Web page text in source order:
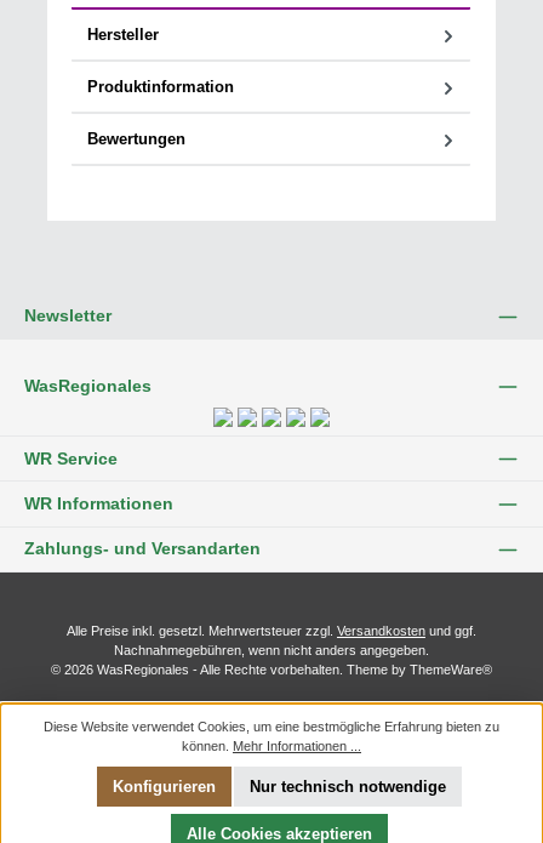
Hersteller
Produktinformation
Bewertungen
Newsletter
WasRegionales
WR Service
WR Informationen
Zahlungs- und Versandarten
Alle Preise inkl. gesetzl. Mehrwertsteuer zzgl. Versandkosten und ggf.
Nachnahmegebühren, wenn nicht anders angegeben.
© 2026 WasRegionales - Alle Rechte vorbehalten. Theme by ThemeWare®
Diese Website verwendet Cookies, um eine bestmögliche Erfahrung bieten zu
können. Mehr Informationen ...
Nur technisch notwendige
Konfigurieren
Alle Cookies akzeptieren